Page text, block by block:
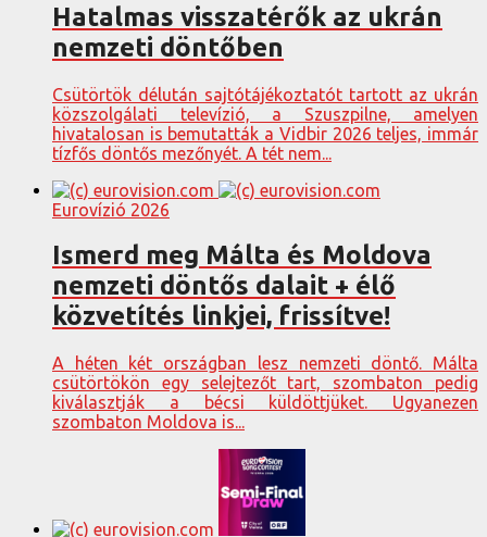
Hatalmas visszatérők az ukrán
nemzeti döntőben
Csütörtök délután sajtótájékoztatót tartott az ukrán
közszolgálati televízió, a Szuszpilne, amelyen
hivatalosan is bemutatták a Vidbir 2026 teljes, immár
tízfős döntős mezőnyét. A tét nem...
Eurovízió 2026
Ismerd meg Málta és Moldova
nemzeti döntős dalait + élő
közvetítés linkjei, frissítve!
A héten két országban lesz nemzeti döntő. Málta
csütörtökön egy selejtezőt tart, szombaton pedig
kiválasztják a bécsi küldöttjüket. Ugyanezen
szombaton Moldova is...